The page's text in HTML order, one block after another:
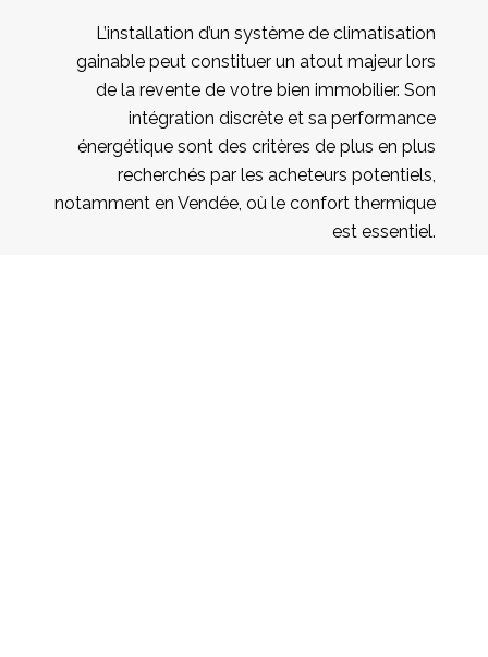
L’installation d’un système de climatisation
gainable peut constituer un atout majeur lors
de la revente de votre bien immobilier. Son
intégration discrète et sa performance
énergétique sont des critères de plus en plus
recherchés par les acheteurs potentiels,
notamment en Vendée, où le confort thermique
est essentiel.